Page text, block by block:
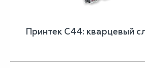
Принтек С44: кварцевый